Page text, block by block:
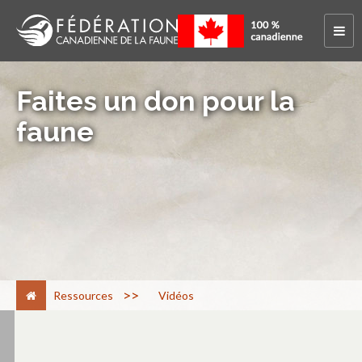
Faites un don pour la
faune
Ressources > Vidéos